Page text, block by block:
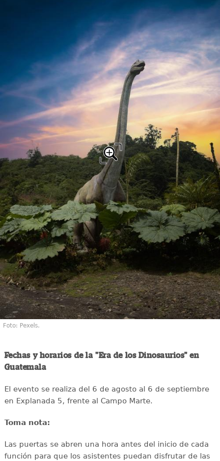
Foto: Pexels.
Fechas y horarios de la "Era de los Dinosaurios" en
Guatemala
El evento se realiza del 6 de agosto al 6 de septiembre
en Explanada 5, frente al Campo Marte.
Toma nota:
Las puertas se abren una hora antes del inicio de cada
función para que los asistentes puedan disfrutar de las